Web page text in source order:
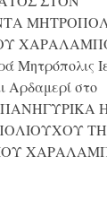
Μητρόπολις
Αρδαμερίστο